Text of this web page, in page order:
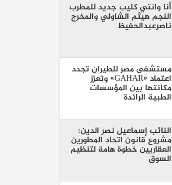
أنا وانتي كليب جديد للمطرب
النجم هيثم الشاولي والمخرج
ناصرعبدالحفيظ
مستشفى مصر للطيران تجدد
اعتماد «GAHAR» وتعزز
مكانتها بين المؤسسات
الطبية الرائدة
النائب إسماعيل نصر الدين:
مشروع قانون اتحاد المطورين
العقاريين خطوة هامة لتنظيم
السوق